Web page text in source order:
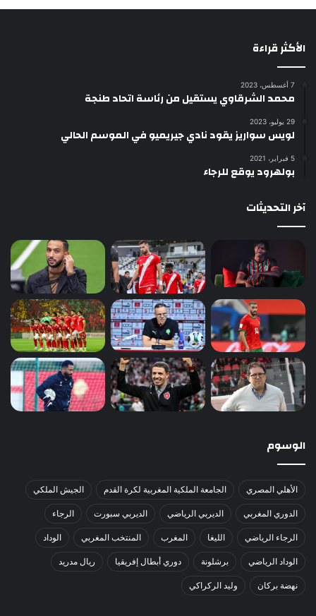
الأكثر قراءة
7 أغسطس، 2023
محمد الشرقاوي يستقيل من رئاسة اتحاد طنجة
29 يوليو، 2023
لويس سواريز يقود نادي جيريميو في الموسم الحالي
5 فبراير، 2021
بولهرود يوقع للرجاء
آخر التحديثات
الوسوم
الأهلي المصري الجامعة الملكية المغربية لكرة القدم الجيش الملكي
الدوري المغربي الديربي الرياضي الديربي سبورت الرجاء
الرجاء الرياضي الليغا المغرب المنتخب المغربي الوداد
الوداد الرياضي برشلونة دوري أبطال إفريقيا ريال مدريد
نهضة بركان وليد الركراكي